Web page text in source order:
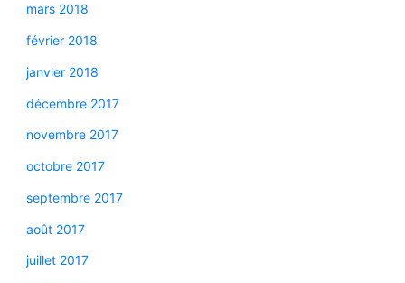
mars 2018
février 2018
janvier 2018
décembre 2017
novembre 2017
octobre 2017
septembre 2017
août 2017
juillet 2017